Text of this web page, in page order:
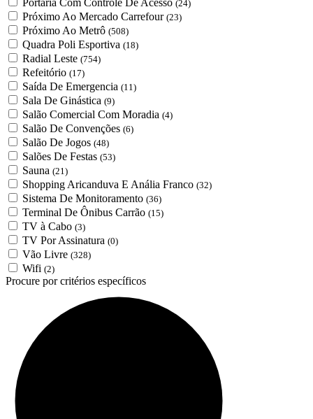
(24)
Próximo Ao Mercado Carrefour (23)
Próximo Ao Metrô (508)
Quadra Poli Esportiva (18)
Radial Leste (754)
Refeitório (17)
Saída De Emergencia (11)
Sala De Ginástica (9)
Salão Comercial Com Moradia (4)
Salão De Convenções (6)
Salão De Jogos (48)
Salões De Festas (53)
Sauna (21)
Shopping Aricanduva E Anália Franco (32)
Sistema De Monitoramento (36)
Terminal De Ônibus Carrão (15)
TV à Cabo (3)
TV Por Assinatura (0)
Vão Livre (328)
Wifi (2)
Procure por critérios específicos